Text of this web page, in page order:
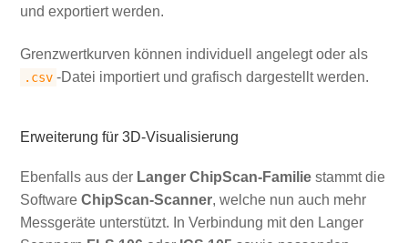
und exportiert werden.
Grenzwertkurven können individuell angelegt oder als
.csv -Datei importiert und grafisch dargestellt werden.
Erweiterung für 3D-Visualisierung
Ebenfalls aus der Langer ChipScan-Familiestammt die
Software ChipScan-Scanner, welche nun auch mehr
Messgeräte unterstützt. In Verbindung mit den Langer